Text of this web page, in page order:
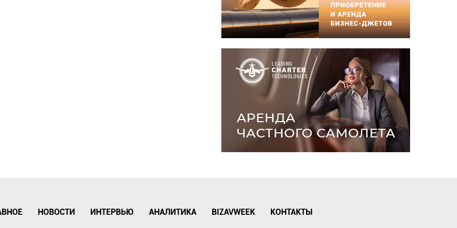
НОВОСТИ ИНТЕРВЬЮ АНАЛИТИКА BIZAVWEEK КОНТАКТЫ